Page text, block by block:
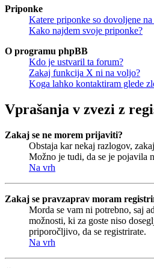
Priponke
Katere priponke so dovoljene
Kako najdem svoje priponke?
O programu phpBB
Kdo je ustvaril ta forum?
Zakaj funkcija X ni na voljo?
Koga lahko kontaktiram glede
Vprašanja v zvezi z
Zakaj se ne morem prijaviti?
Obstaja kar nekaj razlogov,
Možno je tudi, da se je pojavila
Na vrh
Zakaj se pravzaprav moram
Morda se vam ni potrebno, saj
možnosti, ki za goste niso
priporočljivo, da se registrirate.
Na vrh